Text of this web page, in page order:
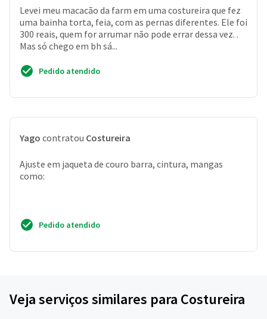
Levei meu macacão da farm em uma costureira que fez
uma bainha torta, feia, com as pernas diferentes. Ele foi
300 reais, quem for arrumar não pode errar dessa vez. .
Mas só chego em bh sá...
Pedido atendido
Yago contratou Costureira
Ajuste em jaqueta de couro barra, cintura, mangas
como:
Pedido atendido
Veja serviços similares para Costureira